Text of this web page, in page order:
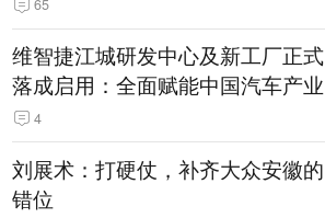
65
维智捷江城研发中心及新工厂正式
落成启用：全面赋能中国汽车产业
4
刘展术：打硬仗，补齐大众安徽的
错位